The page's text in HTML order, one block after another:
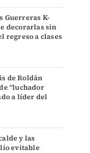
Guerreras K-
decorarlas sin
regreso a clases
de Roldán
“luchador
a líder del
y las
evitable